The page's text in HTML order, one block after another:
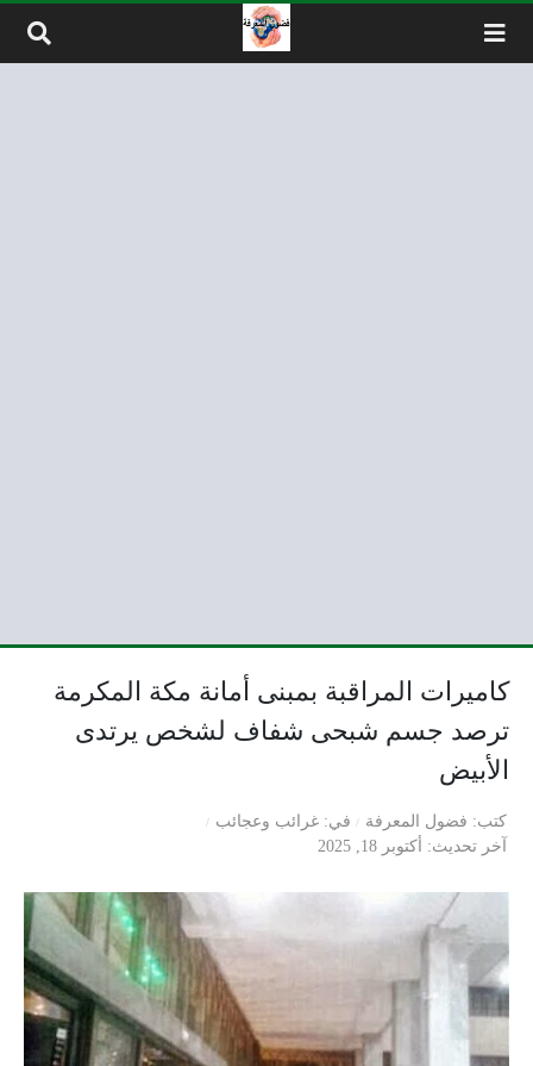
كاميرات المراقبة بمبنى أمانة مكة المكرمة
ترصد جسم شبحى شفاف لشخص يرتدى
الأبيض
كتب فضول المعرفة في غرائب وعجائب
آخر تحديث
أكتوبر 18, 2025